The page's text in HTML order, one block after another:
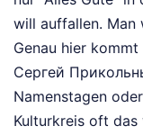
will auffallen. Man
Genau hier
Сергей
Namenstagen
Kulturkreis oft